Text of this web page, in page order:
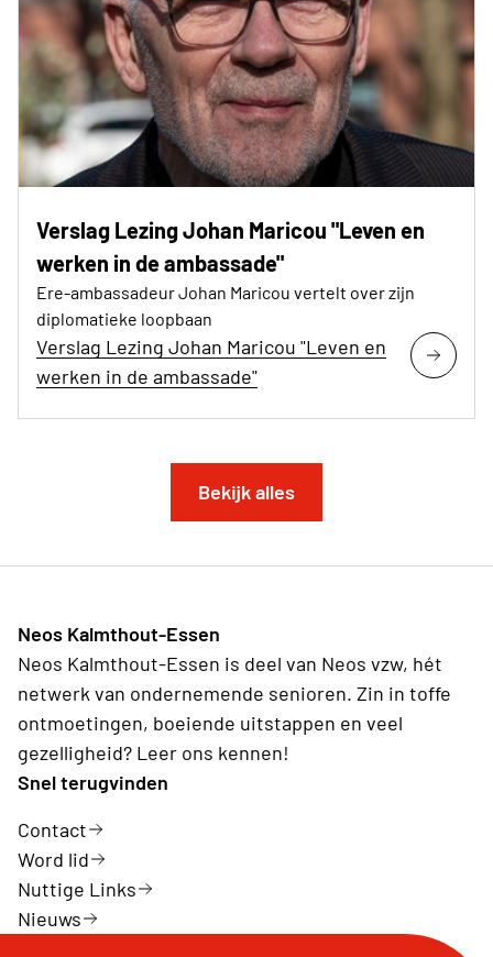
Verslag Lezing Johan Maricou "Leven en
werken in de ambassade"
Ere-ambassadeur Johan Maricou vertelt over zijn
diplomatieke loopbaan
Verslag Lezing Johan Maricou "Leven en
werken in de ambassade"
Bekijk alles
Neos Kalmthout-Essen
Neos Kalmthout-Essen is deel van Neos vzw, hét
netwerk van ondernemende senioren. Zin in toffe
ontmoetingen, boeiende uitstappen en veel
gezelligheid? Leer ons kennen!
Snel terugvinden
Contact
Word lid
Nuttige Links
Nieuws